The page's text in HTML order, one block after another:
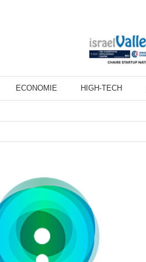
ECONOMIE HIGH-TECH